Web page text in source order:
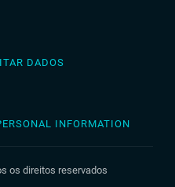
DADOS
INFORMATION
os direitos reservados